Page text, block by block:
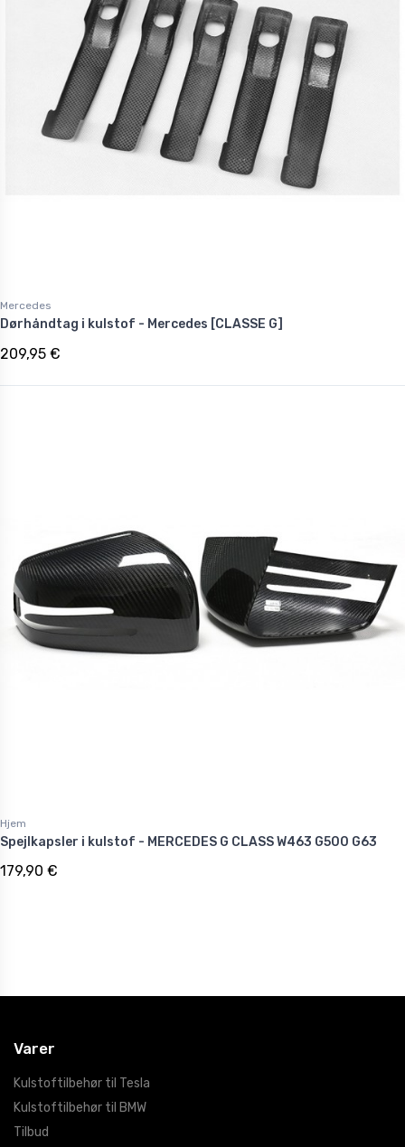
Mercedes
Dørhåndtag i kulstof - Mercedes [CLASSE G]
209,95 €
Hjem
Spejlkapsler i kulstof - MERCEDES G CLASS W463 G500 G63
179,90 €
Varer
Kulstoftilbehør til Tesla
Kulstoftilbehør til BMW
Tilbud